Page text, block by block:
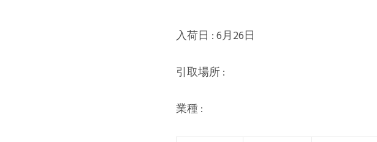
入荷日 : 6月26日
引取場所 :
業種 :